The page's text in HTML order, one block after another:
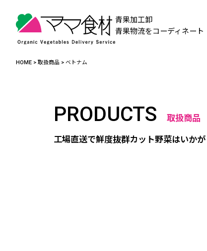
青果加工卸
青果物流をコーディネート
HOME >取扱商品 >ベトナム
PRODUCTS 取扱商品
工場直送で鮮度抜群カット野菜はいかが